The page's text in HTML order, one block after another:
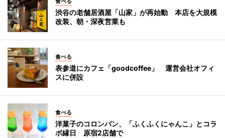
渋谷の老舗居酒屋「山家」が再始動 本店を大規模
改装、朝・深夜営業も
食べる
表参道にカフェ「goodcoffee」 運営会社オフィ
スに併設
食べる
洋菓子のコロンバン、「ふくふくにゃんこ」とコラ
ボ縁日 原宿2店舗で